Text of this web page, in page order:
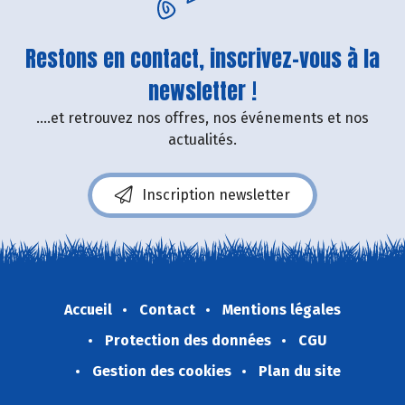
Restons en contact, inscrivez-vous à la
newsletter !
....et retrouvez nos offres, nos événements et nos
actualités.
Inscription newsletter
Accueil Contact
Mentions légales
Protection des données
CGU
Gestion des cookies
Plan du site